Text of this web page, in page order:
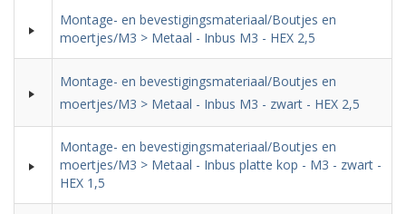
Montage- en bevestigingsmateriaal/Boutjes en
moertjes/M3 > Metaal - Inbus M3 - HEX 2,5
Montage- en bevestigingsmateriaal/Boutjes en
moertjes/M3 > Metaal - Inbus M3 - zwart - HEX 2,5
Montage- en bevestigingsmateriaal/Boutjes en
moertjes/M3 > Metaal - Inbus platte kop - M3 - zwart -
HEX 1,5